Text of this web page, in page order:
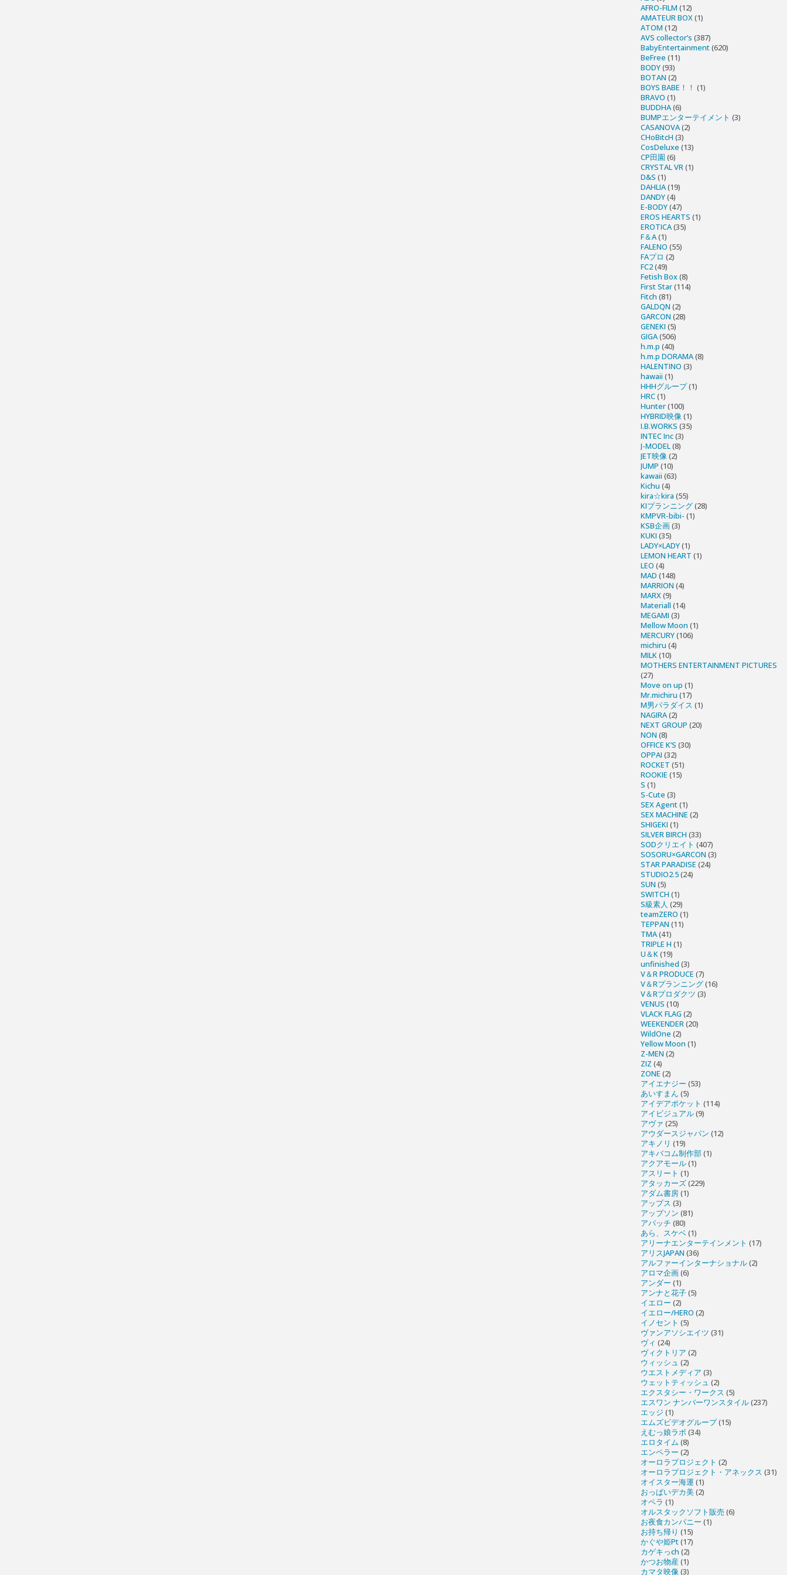
AFRO-FILM (12)
AMATEUR BOX(1)
ATOM (12)
AVS collector’s (387)
BabyEntertainment(620)
BeFree (11)
BODY(93)
BOTAN (2)
BOYS BABE！！ (1)
BRAVO (1)
BUDDHA(6)
BUMPエンターテイメント (3)
CASANOVA(2)
CHoBitcH (3)
CosDeluxe (13)
CP田園 (6)
CRYSTAL VR(1)
D&S (1)
DAHLIA(19)
DANDY(4)
E-BODY(47)
EROS HEARTS (1)
EROTICA(35)
F＆A(1)
FALENO (55)
FAプロ (2)
FC2(49)
Fetish Box(8)
First Star(114)
Fitch (81)
GALDQN (2)
GARCON (28)
GENEKI (5)
GIGA(506)
h.m.p (40)
h.m.p DORAMA(8)
HALENTINO (3)
hawaii (1)
HHHグループ(1)
HRC(1)
Hunter(100)
HYBRID映像(1)
I.B.WORKS (35)
INTEC Inc(3)
J-MODEL(8)
JET映像(2)
JUMP (10)
kawaii (63)
Kichu (4)
kira☆kira (55)
KIプランニング(28)
KMPVR-bibi- (1)
KSB企画(3)
KUKI (35)
LADY×LADY(1)
LEMON HEART (1)
LEO (4)
MAD (148)
MARRION (4)
MARX(9)
Materiall (14)
MEGAMI (3)
Mellow Moon (1)
MERCURY(106)
michiru (4)
MILK(10)
MOTHERS ENTERTAINMENT PICTURES
(27)
Move on up (1)
Mr.michiru (17)
M男パラダイス (1)
NAGIRA(2)
NEXT GROUP (20)
NON (8)
OFFICE K’S (30)
OPPAI (32)
ROCKET (51)
ROOKIE (15)
S (1)
S-Cute (3)
SEX Agent(1)
SEX MACHINE (2)
SHIGEKI (1)
SILVER BIRCH (33)
SODクリエイト (407)
SOSORU×GARCON (3)
STAR PARADISE (24)
STUDIO2.5(24)
SUN (5)
SWITCH (1)
S級素人 (29)
teamZERO (1)
TEPPAN (11)
TMA(41)
TRIPLE H (1)
U＆K(19)
unfinished (3)
V＆R PRODUCE (7)
V＆Rプランニング(16)
V＆Rプロダクツ (3)
VENUS (10)
VLACK FLAG (2)
WEEKENDER(20)
WildOne (2)
Yellow Moon (1)
Z-MEN (2)
ZIZ (4)
ZONE (2)
アイエナジー (53)
あいすまん (5)
アイデアポケット (114)
アイビジュアル(9)
アヴァ (25)
アウダースジャパン (12)
アキノリ (19)
アキバコム制作部(1)
アクアモール(1)
アスリート (1)
アタッカーズ(229)
アダム書房(1)
アップス (3)
アップソン (81)
アパッチ (80)
あら、スケベ(1)
アリーナエンターテインメント (17)
アリスJAPAN (36)
アルファーインターナショナル(2)
アロマ企画(6)
アンダー (1)
アンナと花子(5)
イエロー (2)
イエロー/HERO (2)
イノセント (5)
ヴァンアソシエイツ (31)
ヴィ (24)
ヴィクトリア (2)
ウィッシュ (2)
ウエストメディア (3)
ウェットティッシュ (2)
エクスタシー・ワークス (5)
エスワン ナンバーワンスタイル(237)
エッジ (1)
エムズビデオグループ(15)
えむっ娘ラボ(34)
エロタイム (8)
エンペラー (2)
オーロラプロジェクト (2)
オーロラプロジェクト・アネックス (31)
オイスター海運 (1)
おっぱいデカ美(2)
オペラ (1)
オルスタックソフト販売 (6)
お夜食カンパニー (1)
お持ち帰り (15)
かぐや姫Pt(17)
カゲキっch (2)
かつお物産(1)
カマタ映像(3)